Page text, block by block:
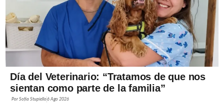
Día del Veterinario: “Tratamos de que nos
sientan como parte de la familia”
PorSofía Stupiello6 Ago 2026